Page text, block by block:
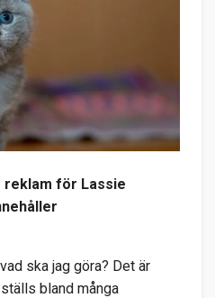
reklam för Lassie
ska jag göra? Det är
bland många